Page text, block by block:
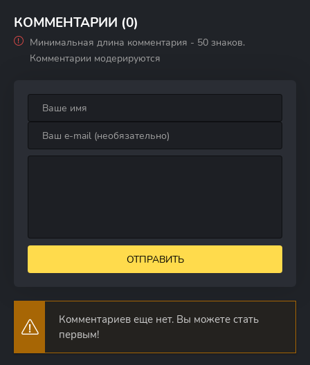
КОММЕНТАРИИ (0)
Минимальная длина комментария - 50 знаков.
Комментарии модерируются
ОТПРАВИТЬ
Комментариев еще нет. Вы можете стать
первым!